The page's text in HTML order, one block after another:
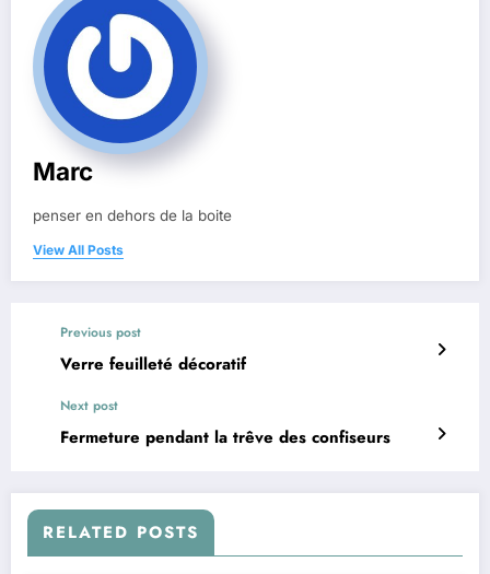
Marc
penser en dehors de la boite
View All Posts
Previous post
Verre feuilleté décoratif
Next post
Fermeture pendant la trêve des confiseurs
RELATED POSTS